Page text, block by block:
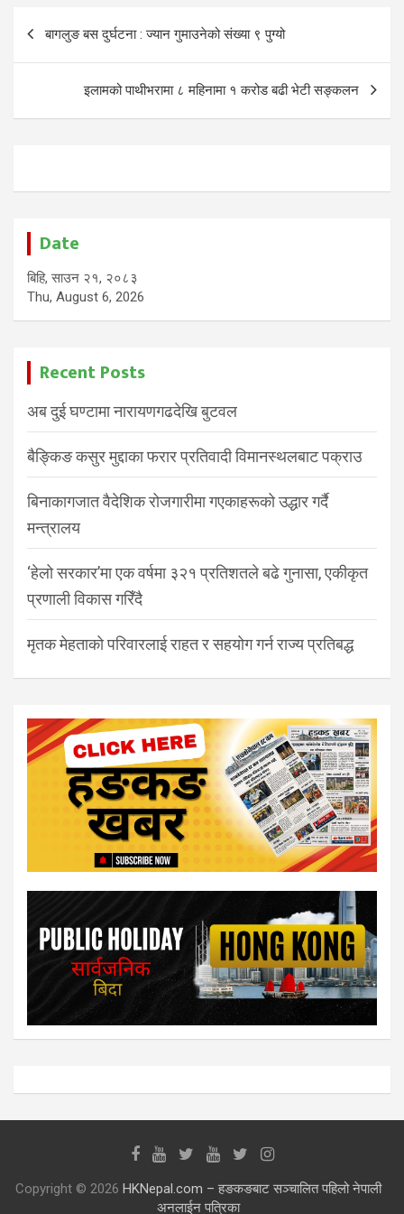
Post
navigation
बागलुङ बस दुर्घटना : ज्यान गुमाउनेको संख्या ९ पुग्यो
इलामको पाथीभरामा ८ महिनामा १ करोड बढी भेटी सङ्कलन
Date
बिहि, साउन २१, २०८३
Thu, August 6, 2026
Recent Posts
अब दुई घण्टामा नारायणगढदेखि बुटवल
बैङ्किङ कसुर मुद्दाका फरार प्रतिवादी विमानस्थलबाट पक्राउ
बिनाकागजात वैदेशिक रोजगारीमा गएकाहरूको उद्धार गर्दै
मन्त्रालय
‘हेलो सरकार’मा एक वर्षमा ३२१ प्रतिशतले बढे गुनासा, एकीकृत
प्रणाली विकास गरिँदै
मृतक मेहताको परिवारलाई राहत र सहयोग गर्न राज्य प्रतिबद्ध
Copyright © 2026 HKNepal.com – हङकङबाट सञ्चालित पहिलो नेपाली
अनलाईन पत्रिका